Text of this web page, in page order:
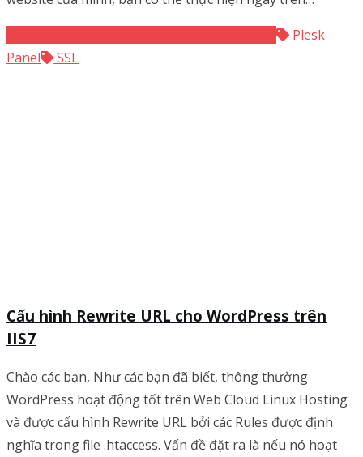
Plesk
Panel
SSL
Cấu hình Rewrite URL cho WordPress trên
IIS7
Chào các bạn, Như các bạn đã biết, thông thường
WordPress hoạt động tốt trên Web Cloud Linux Hosting
và được cấu hình Rewrite URL bởi các Rules được định
nghĩa trong file .htaccess. Vấn đề đặt ra là nếu nó hoạt